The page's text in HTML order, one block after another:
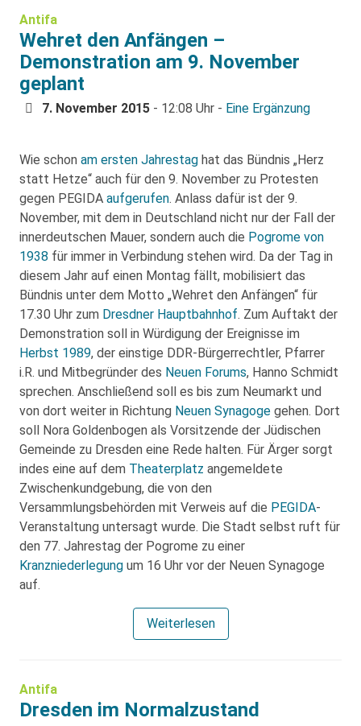
Antifa
Wehret den Anfängen –
Demonstration am 9. November
geplant
7. November 2015 - 12:08 Uhr - Eine Ergänzung
Wie schon am ersten Jahrestag hat das Bündnis „Herz
statt Hetze“ auch für den 9. November zu Protesten
gegen PEGIDA aufgerufen. Anlass dafür ist der 9.
November, mit dem in Deutschland nicht nur der Fall der
innerdeutschen Mauer, sondern auch die Pogrome von
1938 für immer in Verbindung stehen wird. Da der Tag in
diesem Jahr auf einen Montag fällt, mobilisiert das
Bündnis unter dem Motto „Wehret den Anfängen“ für
17.30 Uhr zum Dresdner Hauptbahnhof. Zum Auftakt der
Demonstration soll in Würdigung der Ereignisse im
Herbst 1989, der einstige DDR-Bürgerrechtler, Pfarrer
i.R. und Mitbegründer des Neuen Forums, Hanno Schmidt
sprechen. Anschließend soll es bis zum Neumarkt und
von dort weiter in Richtung Neuen Synagoge gehen. Dort
soll Nora Goldenbogen als Vorsitzende der Jüdischen
Gemeinde zu Dresden eine Rede halten. Für Ärger sorgt
indes eine auf dem Theaterplatz angemeldete
Zwischenkundgebung, die von den
Versammlungsbehörden mit Verweis auf die PEGIDA-
Veranstaltung untersagt wurde. Die Stadt selbst ruft für
den 77. Jahrestag der Pogrome zu einer
Kranzniederlegung um 16 Uhr vor der Neuen Synagoge
auf.
Weiterlesen
Antifa
Dresden im Normalzustand